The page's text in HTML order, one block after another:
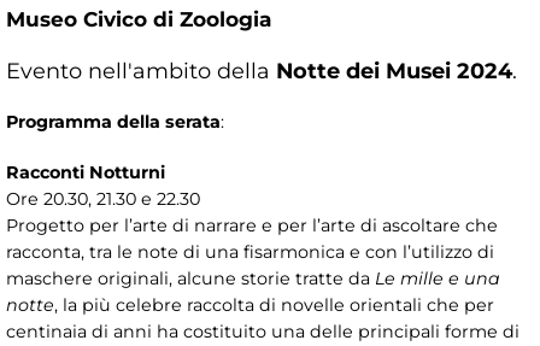
Museo Civico di Zoologia
Evento nell'ambito della Notte dei Musei 2024.
Programma della serata:
Racconti Notturni
Ore 20.30, 21.30 e 22.30
Progetto per l’arte di narrare e per l’arte di ascoltare che
racconta, tra le note di una fisarmonica e con l’utilizzo di
maschere originali, alcune storie tratte da Le mille e una
notte, la più celebre raccolta di novelle orientali che per
centinaia di anni ha costituito una delle principali forme di